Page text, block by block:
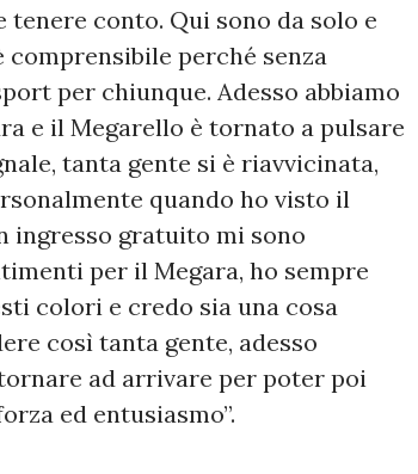
conto. Qui sono da solo e
comprensibile perché senza
per chiunque. Adesso abbiamo
e il Megarello è tornato a pulsare
tanta gente si è riavvicinata,
quando ho visto il
ingresso gratuito mi sono
per il Megara, ho sempre
colori e credo sia una cosa
così tanta gente, adesso
ad arrivare per poter poi
ed entusiasmo”.